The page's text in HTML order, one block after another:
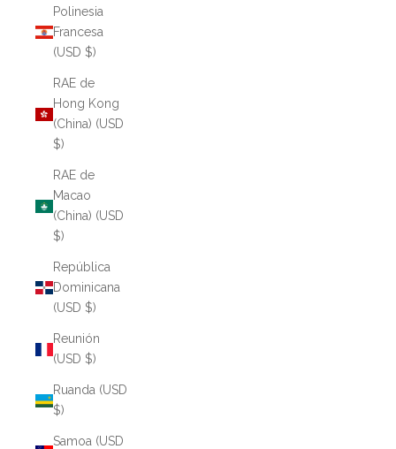
Polinesia
Francesa
(USD $)
RAE de
Hong Kong
(China) (USD
$)
RAE de
Macao
(China) (USD
$)
República
Dominicana
(USD $)
Reunión
(USD $)
Ruanda (USD
$)
Samoa (USD